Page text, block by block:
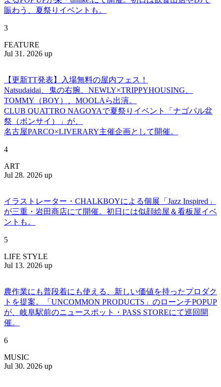
賑わう、夏祭りイベントも。
3
FEATURE
Jul 31. 2026 up
【更新TT発表】入場無料の屋内フェス！
Natsudaidai、鬼の右腕、NEWLY×TRIPPYHOUSING、
TOMMY（BOY）、MOOLAら出演。
CLUB QUATTRO NAGOYAで夏祭りイベント「ナゴパル盆
祭（ボンサイ）」が、
名古屋PARCO×LIVERARY主催企画として開催。
4
ART
Jul 28. 2026 up
イラストレーター・CHALKBOYによる個展「Jazz Inspired」
が三重・岩田商店にて開催。初日には似顔絵屋＆看板屋イベ
ントも。
5
LIFE STYLE
Jul 13. 2026 up
農作業にも普段着にも使える、新しい価値を持ったプロダク
トを提案。「UNCOMMON PRODUCTS」のローンチPOPUP
が、岐阜駅前のニュースポット・PASS STOREにて巡回開
催。
6
MUSIC
Jul 30. 2026 up